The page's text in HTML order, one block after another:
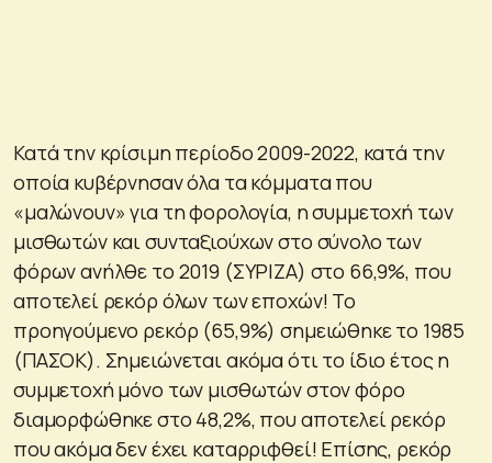
Κατά την κρίσιμη περίοδο 2009-2022, κατά την
οποία κυβέρνησαν όλα τα κόμματα που
«μαλώνουν» για τη φορολογία, η συμμετοχή των
μισθωτών και συνταξιούχων στο σύνολο των
φόρων ανήλθε το 2019 (ΣΥΡΙΖΑ) στο 66,9%, που
αποτελεί ρεκόρ όλων των εποχών! Το
προηγούμενο ρεκόρ (65,9%) σημειώθηκε το 1985
(ΠΑΣΟΚ). Σημειώνεται ακόμα ότι το ίδιο έτος η
συμμετοχή μόνο των μισθωτών στον φόρο
διαμορφώθηκε στο 48,2%, που αποτελεί ρεκόρ
που ακόμα δεν έχει καταρριφθεί! Επίσης, ρεκόρ